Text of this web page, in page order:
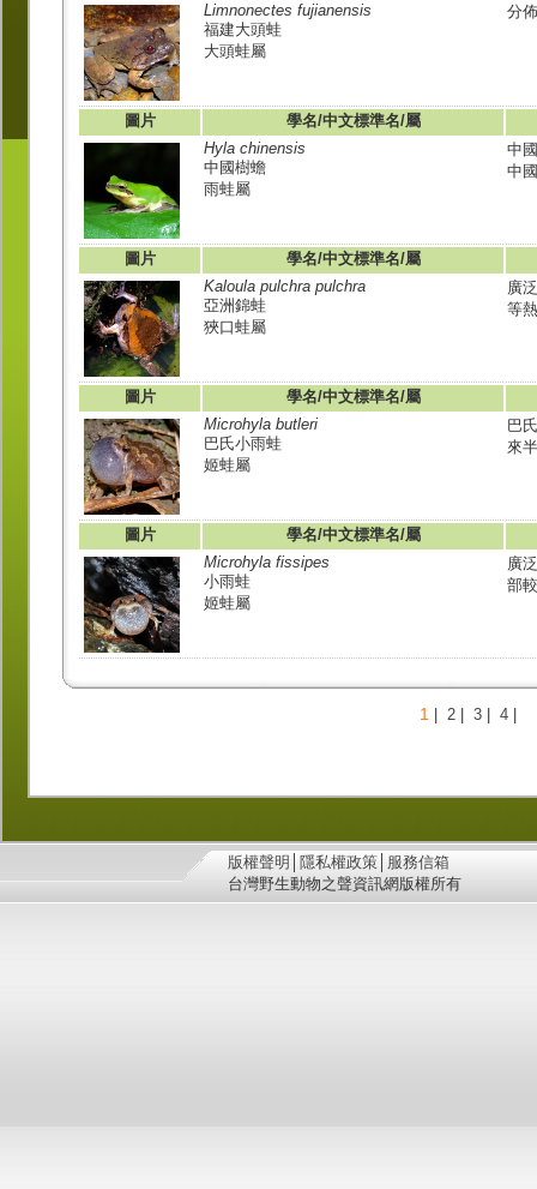
Limnonectes fujianensis
福建大頭蛙
大頭蛙屬
分
圖片
學名/中文標準名/屬
Hyla chinensis
中國樹蟾
雨蛙屬
中
中
圖片
學名/中文標準名/屬
Kaloula pulchra pulchra
亞洲錦蛙
狹口蛙屬
廣
等
圖片
學名/中文標準名/屬
Microhyla butleri
巴氏小雨蛙
姬蛙屬
巴
來
圖片
學名/中文標準名/屬
Microhyla fissipes
小雨蛙
姬蛙屬
廣
部
1| 2| 3| 4|
版權聲明 隱私權政策 服務信箱
台灣野生動物之聲資訊網版權所有